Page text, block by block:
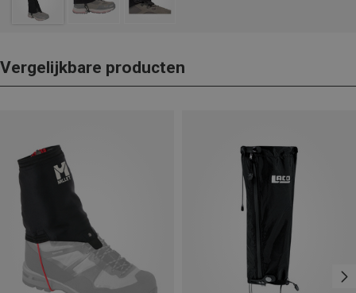
Vergelijkbare producten